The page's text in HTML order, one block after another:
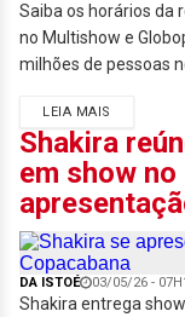
Saiba os horários da
no Multishow e
milhões de pessoas
LEIA MAIS
Shakira
em show
DA ISTOÉ 03/05/26 -
Shakira entrega